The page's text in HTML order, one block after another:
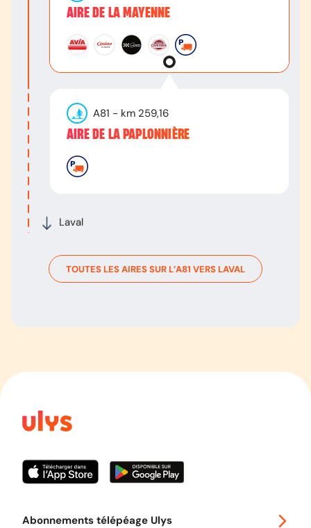
Laval
AIRE DE LA MAYENNE
A81 - km 259,16
AIRE DE LA PAPLONNIÈRE
TOUTES LES AIRES SUR L’A81 VERS LAVAL
Abonnements télépéage Ulys